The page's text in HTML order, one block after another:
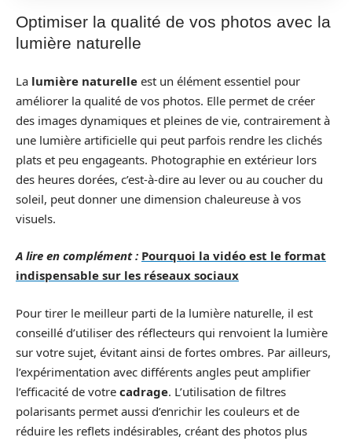
Optimiser la qualité de vos photos avec la
lumière naturelle
La lumière naturelle est un élément essentiel pour
améliorer la qualité de vos photos. Elle permet de créer
des images dynamiques et pleines de vie, contrairement à
une lumière artificielle qui peut parfois rendre les clichés
plats et peu engageants. Photographie en extérieur lors
des heures dorées, c’est-à-dire au lever ou au coucher du
soleil, peut donner une dimension chaleureuse à vos
visuels.
A lire en complément : Pourquoi la vidéo est le format
indispensable sur les réseaux sociaux
Pour tirer le meilleur parti de la lumière naturelle, il est
conseillé d’utiliser des réflecteurs qui renvoient la lumière
sur votre sujet, évitant ainsi de fortes ombres. Par ailleurs,
l’expérimentation avec différents angles peut amplifier
l’efficacité de votre cadrage. L’utilisation de filtres
polarisants permet aussi d’enrichir les couleurs et de
réduire les reflets indésirables, créant des photos plus